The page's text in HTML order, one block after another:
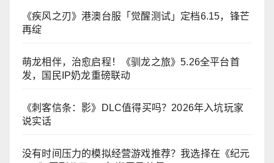
《疾风之刃》港澳台服「觉醒测试」定档6.15，锋芒
再绽
萌龙相伴，治愈启程！《驯龙之旅》5.26全平台首
发，国民IP奶龙重磅联动
《刺客信条：影》DLC值得买吗？2026年入坑玩家
说实话
没有时间压力的模拟经营游戏推荐？我选择在《纪元